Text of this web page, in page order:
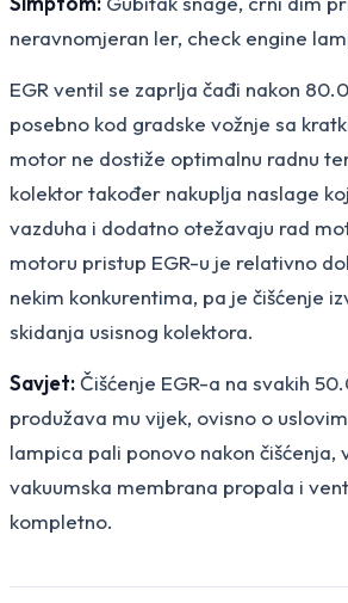
neravnomjeran ler, check engine
EGR ventil se zaprlja čađi nakon
posebno kod gradske vožnje sa
motor ne dostiže optimalnu radnu
kolektor također nakuplja naslage
vazduha i dodatno otežavaju rad
motoru pristup EGR-u je relativno
nekim konkurentima, pa je čišćenje
skidanja usisnog kolektora.
Savjet:Čišćenje EGR-a na svakih
produžava mu vijek, ovisno o
lampica pali ponovo nakon čišćenja,
vakuumska membrana propala i
kompletno.